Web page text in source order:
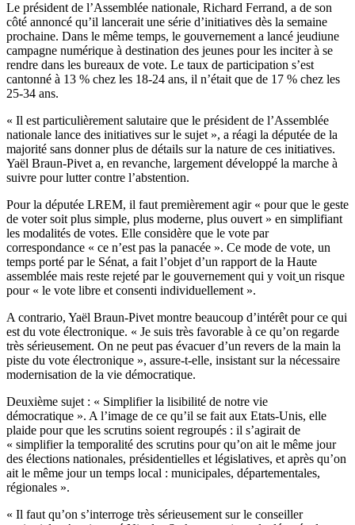
Le président de l’Assemblée nationale, Richard Ferrand, a de son
côté annoncé qu’il lancerait une série d’initiatives dès la semaine
prochaine. Dans le même temps, le gouvernement a lancé jeudiune
campagne numérique à destination des jeunes pour les inciter à se
rendre dans les bureaux de vote. Le taux de participation s’est
cantonné à 13 % chez les 18-24 ans, il n’était que de 17 % chez les
25-34 ans.
« Il est particulièrement salutaire que le président de l’Assemblée
nationale lance des initiatives sur le sujet », a réagi la députée de la
majorité sans donner plus de détails sur la nature de ces initiatives.
Yaël Braun-Pivet a, en revanche, largement développé la marche à
suivre pour lutter contre l’abstention.
Pour la députée LREM, il faut premièrement agir « pour que le geste
de voter soit plus simple, plus moderne, plus ouvert » en simplifiant
les modalités de votes. Elle considère que le vote par
correspondance « ce n’est pas la panacée ». Ce mode de vote, un
temps porté par le Sénat, a fait l’objet d’un rapport de la Haute
assemblée mais reste rejeté par le gouvernement qui y voit un risque
pour « le vote libre et consenti individuellement ».
A contrario, Yaël Braun-Pivet montre beaucoup d’intérêt pour ce qui
est du vote électronique. « Je suis très favorable à ce qu’on regarde
très sérieusement. On ne peut pas évacuer d’un revers de la main la
piste du vote électronique », assure-t-elle, insistant sur la nécessaire
modernisation de la vie démocratique.
Deuxième sujet : « Simplifier la lisibilité de notre vie
démocratique ». A l’image de ce qu’il se fait aux Etats-Unis, elle
plaide pour que les scrutins soient regroupés : il s’agirait de
« simplifier la temporalité des scrutins pour qu’on ait le même jour
des élections nationales, présidentielles et législatives, et après qu’on
ait le même jour un temps local : municipales, départementales,
régionales ».
« Il faut qu’on s’interroge très sérieusement sur le conseiller